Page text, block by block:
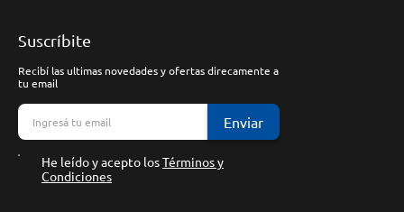
Suscríbite
Recibí las ultimas novedades y ofertas direcamente a
tu email
Enviar
He leído y acepto losTérminos y
Condiciones